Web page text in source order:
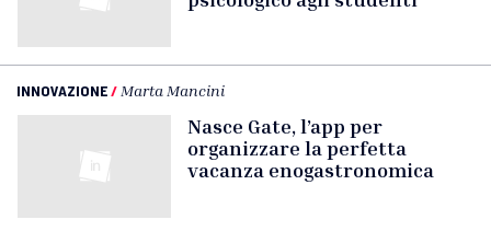
INNOVAZIONE/ Marta Mancini
Nasce Gate, l’app per
organizzare la perfetta
vacanza enogastronomica